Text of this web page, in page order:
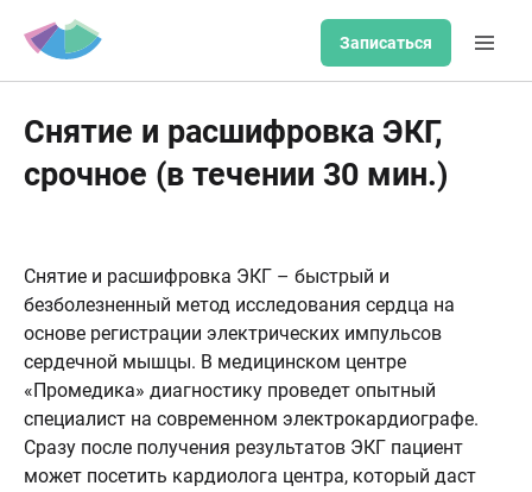
Записаться
Снятие и расшифровка ЭКГ,
срочное (в течении 30 мин.)
Снятие и расшифровка ЭКГ – быстрый и
безболезненный метод исследования сердца на
основе регистрации электрических импульсов
сердечной мышцы. В медицинском центре
«Промедика» диагностику проведет опытный
специалист на современном электрокардиографе.
Сразу после получения результатов ЭКГ пациент
может посетить кардиолога центра, который даст